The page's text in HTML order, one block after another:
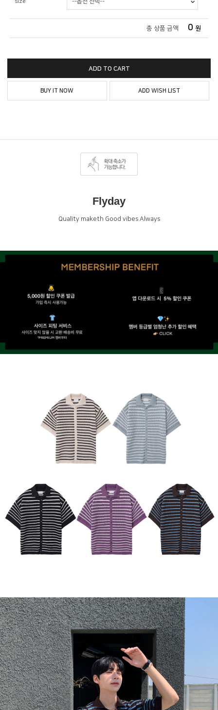
총 상품 금액 0 원
ADD TO CART
BUY IT NOW ADD WISH LIST
Flyday
Quality maketh Good vibes Always